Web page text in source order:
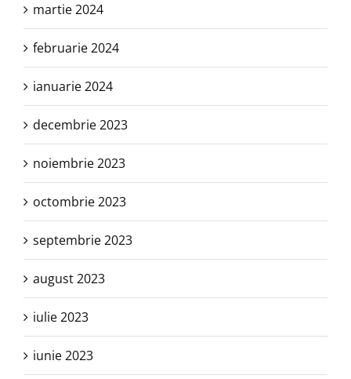
martie 2024
februarie 2024
ianuarie 2024
decembrie 2023
noiembrie 2023
octombrie 2023
septembrie 2023
august 2023
iulie 2023
iunie 2023